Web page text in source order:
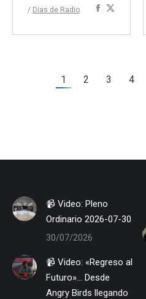
/ Dias de Radio
Compartir
Facebook
Twitter
1 2 3 4
📹 Video: Pleno
Ordinario 2026-07-30
30/07/2026
📹 Video: «Regreso al
Futuro»… Desde
Angry Birds llegando